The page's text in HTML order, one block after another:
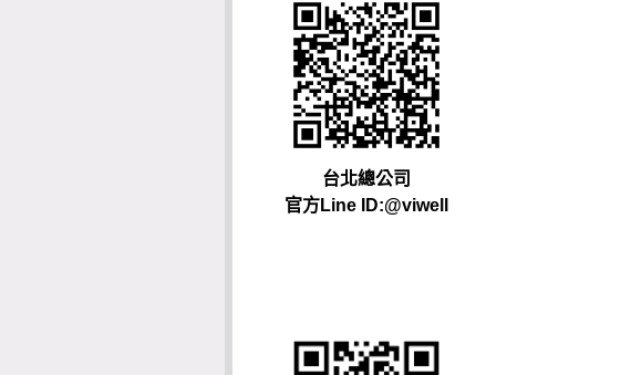
台北總公司
官方Line ID:@viwell